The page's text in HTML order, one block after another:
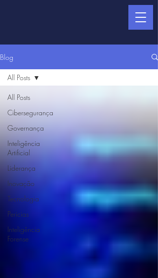
Blog
All Posts
Cibersegurança
Governança
Inteligência
Artificial
Liderança
Inovação
Tecnologia
Pericias
Inteligência
Forense
All Posts